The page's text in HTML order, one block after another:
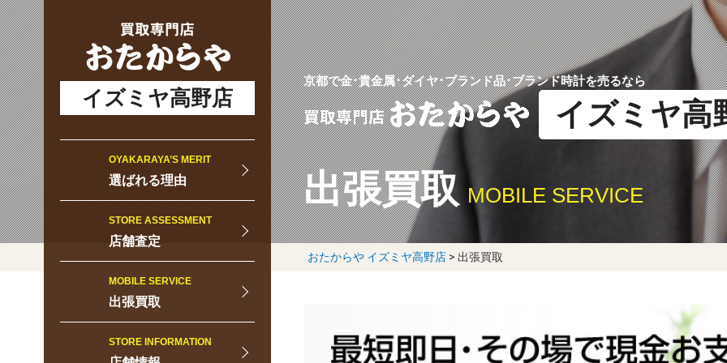
イズミヤ高野店
OYAKARAYA’S MERIT
選ばれる理由
STORE ASSESSMENT
店舗査定
MOBILE SERVICE
出張買取
STORE INFORMATION
京都で金･貴金属･ダイヤ･ブランド品･ブランド時計を売るなら
イズミヤ高
出張買取 MOBILE SERVICE
おたからや イズミヤ高野店> 出張買取